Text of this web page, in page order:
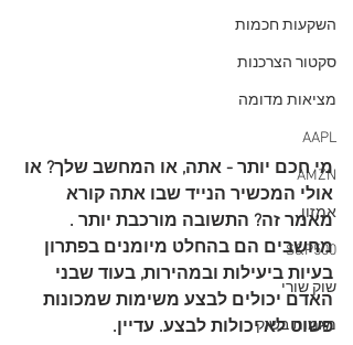
השקעות חכמות
סקטור הצרכנות
מציאות מדומה
AAPL
AMZN
אמזון
S&P500
שוק שורי
מגמות בשוק
מי חכם יותר - אתה, או המחשב שלך? או
אולי המכשיר הנייד שבו אתה קורא
מאמר זה? התשובה מורכבת יותר .
מחשבים הם בהחלט מיומנים בפתרון
בעיות ביעילות ובמהירות, בעוד שבני
האדם יכולים לבצע משימות שמכונות
פשוט לא יכולות לבצע. עדיין.